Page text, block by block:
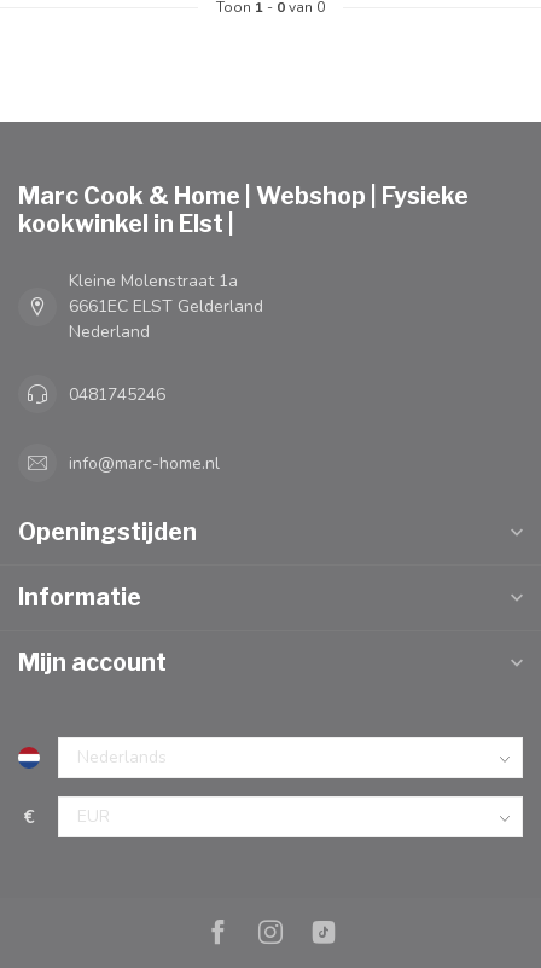
Toon 1 - 0van 0
Marc Cook & Home | Webshop | Fysieke
kookwinkel in Elst |
Kleine Molenstraat 1a
6661EC ELST Gelderland
Nederland
0481745246
info@marc-home.nl
Openingstijden
Informatie
Mijn account
€